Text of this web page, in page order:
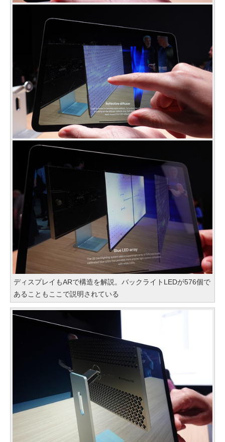
ディスプレイもARで構造を解説。バックライトLEDが576個で
あることもここで説明されている